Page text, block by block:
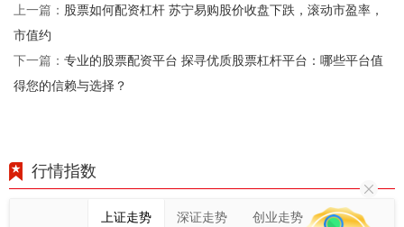
上一篇： 股票如何配资杠杆 苏宁易购股价收盘下跌，滚动市盈率，
市值约
下一篇： 专业的股票配资平台 探寻优质股票杠杆平台：哪些平台值
得您的信赖与选择？
行情指数
上证走势 深证走势 创业走势